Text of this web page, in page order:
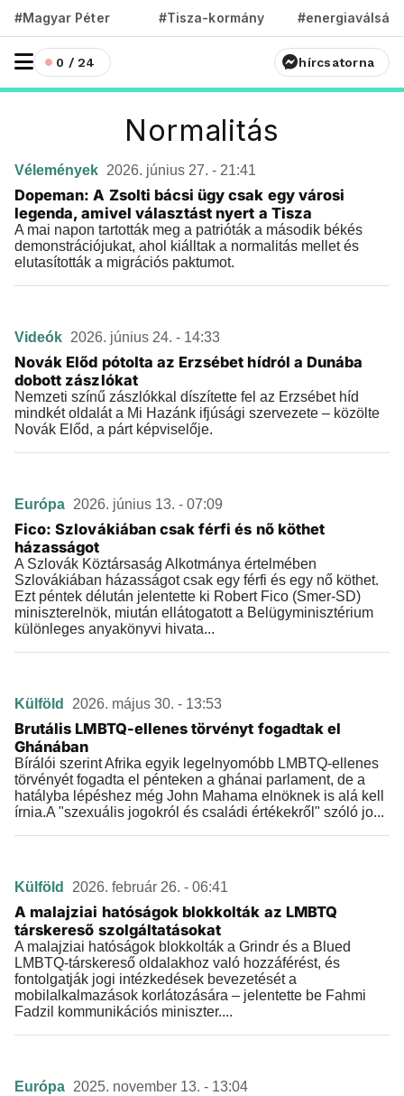
#Magyar Péter #Tisza-kormány #energiaválság
0 / 24 hírcsatorna
Normalitás
Vélemények 2026. június 27. - 21:41
Dopeman: A Zsolti bácsi ügy csak egy városi
legenda, amivel választást nyert a Tisza
A mai napon tartották meg a patrióták a második békés
demonstrációjukat, ahol kiálltak a normalitás mellet és
elutasították a migrációs paktumot.
Videók 2026. június 24. - 14:33
Novák Előd pótolta az Erzsébet hídról a Dunába
dobott zászlókat
Nemzeti színű zászlókkal díszítette fel az Erzsébet híd
mindkét oldalát a Mi Hazánk ifjúsági szervezete – közölte
Novák Előd, a párt képviselője.
Európa 2026. június 13. - 07:09
Fico: Szlovákiában csak férfi és nő köthet
házasságot
A Szlovák Köztársaság Alkotmánya értelmében
Szlovákiában házasságot csak egy férfi és egy nő köthet.
Ezt péntek délután jelentette ki Robert Fico (Smer-SD)
miniszterelnök, miután ellátogatott a Belügyminisztérium
különleges anyakönyvi hivata...
Külföld 2026. május 30. - 13:53
Brutális LMBTQ-ellenes törvényt fogadtak el
Ghánában
Bírálói szerint Afrika egyik legelnyomóbb LMBTQ-ellenes
törvényét fogadta el pénteken a ghánai parlament, de a
hatályba lépéshez még John Mahama elnöknek is alá kell
írnia.A "szexuális jogokról és családi értékekről" szóló jo...
Külföld 2026. február 26. - 06:41
A malajziai hatóságok blokkolták az LMBTQ
társkereső szolgáltatásokat
A malajziai hatóságok blokkolták a Grindr és a Blued
LMBTQ-társkereső oldalakhoz való hozzáférést, és
fontolgatják jogi intézkedések bevezetését a
mobilalkalmazások korlátozására – jelentette be Fahmi
Fadzil kommunikációs miniszter....
Európa 2025. november 13. - 13:04